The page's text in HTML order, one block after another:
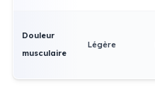
Douleur
musculaire
Légère